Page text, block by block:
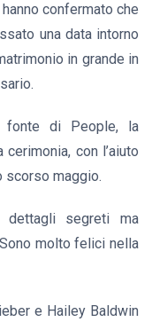
confermato che
una data intorno
in grande in
fonte di People, la
con l’aiuto
scorso maggio.
dettagli segreti ma
molto felici nella
e Hailey Baldwin